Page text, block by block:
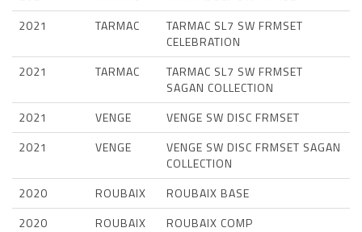
2021
TARMAC
TARMAC SL7 SW FRMSET
CELEBRATION
2021
TARMAC
TARMAC SL7 SW FRMSET
SAGAN COLLECTION
2021
VENGE
VENGE SW DISC FRMSET
2021
VENGE
VENGE SW DISC FRMSET SAGAN
COLLECTION
2020
ROUBAIX
ROUBAIX BASE
2020
ROUBAIX
ROUBAIX COMP